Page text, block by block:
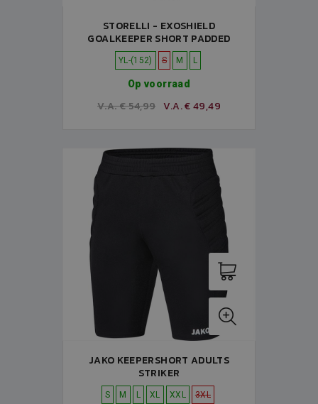
STORELLI - EXOSHIELD
GOALKEEPER SHORT PADDED
YL-(152) S M L
Op voorraad
V.A. € 54,99 V.A. € 49,49
JAKO KEEPERSHORT ADULTS
STRIKER
S M L XL XXL 3XL